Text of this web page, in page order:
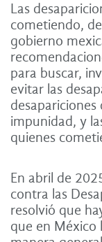
Las
cometiendo,
gobierno
para buscar,
evitar las
impunidad, y
quienes
En abril de
contra las
resolvió que
que en México